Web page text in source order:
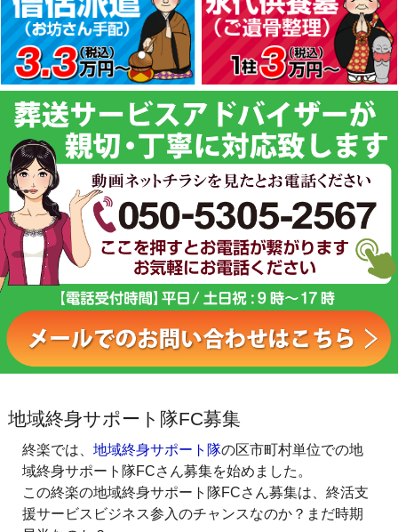
地域終身サポート隊FC募集
終楽では、 地域終身サポート隊の区市町村単位での地
域終身サポート隊FCさん募集を始めました。
この終楽の地域終身サポート隊FCさん募集は、終活支
援サービスビジネス参入のチャンスなのか？まだ時期